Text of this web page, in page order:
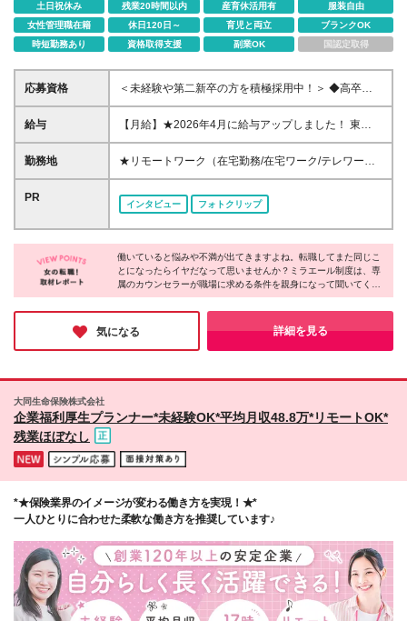
土日祝休み 残業20時間以内 産育休活用有
服装自由
女性管理職在籍
休日120日～ 育児と両立
ブランクOK
時短勤務あり
資格取得支援 副業OK 国認定取得
応募資格
＜未経験や第二新卒の方を積極採用中！＞ ◆高卒以
上 ◆事務経験・社会人経験がない方大歓迎 ◆初めて
の転職・第二新卒の方大歓迎 ◆転職回数不問 ◆20代
問題ありません！ あなたの「やってみたい！」とい
う気持ちを大切にして育てていきます◎
給与
【月給】★2026年4月に給与アップしました！ 東
京 21万0000円～ 神奈川 20万2000円～ 大阪/埼玉 19
万7000円～ 千葉 19万6000円～ 愛知 19万2000円～
～ 栃木 18万2500円～ 滋賀/群馬 18万1500円～ 三
岡山 17万6000円～ 香川 17万5000円～ 北海道 17万
4000円～ 新潟 17万3500円～ 福島 16万9500円～ 山
口/愛媛 16万8500円～ 熊本 16万5500円～ 長崎 16万
同様) 勤務エリア/東京・神奈川・千葉・埼玉・名古
屋・大阪・京都・兵庫 ・札幌・仙台・静岡・福岡 試
勤務地
★リモートワーク（在宅勤務/在宅ワーク/テレワー
ク）もOK 東京都内（渋谷、六本木、丸の内、新宿、
恵比寿、池袋、品川、秋葉原など）、神奈川、千葉、
埼玉、北海道、仙台、福島、新潟、栃木、群馬、つく
ば、長野、富山、静岡、名古屋、金沢、岐阜、三重、
滋賀、京都、大阪、神戸、奈良、広島、岡山、香川、
愛媛、山口、福岡、熊本、長崎、鹿児島の当社取引先
企業での勤務 ◆大手企業で働くチャンス！ ◆転勤な
し/自宅から通える範囲で希望を考慮して決定 ◆キレ
イ＆おしゃれオフィス多数 ◆駅チカで通勤に便利な
エリアも♪ ※配属先によって異なります 【勤務地エリ
アの一例】 東京都……23区内メイン 神奈川県……横
イン・三ノ宮 など 福岡県……博多・天神 など
PR
インタビュー フォトクリップ
働いていると悩みや不満が出てきますよね。転職してまた同じこ
とになったらイヤだなって思いませんか？ミラエール制度は、専
属のカウンセラーが職場に求める条件を親身になって聞いてくれ
るみたい！入社してからじゃないとわからないことに悩まされる
心配もなくなりそうですね。女性が長く働くために必要な要素が
詰まった会社だと感じました！
気になる 詳細を見る
大同生命保険株式会社
企業福利厚生プランナー*未経験OK*平均月収48.8万*リモートOK*
残業ほぼなし
*★保険業界のイメージが変わる働き方を実現！★*
一人ひとりに合わせた柔軟な働き方を推奨しています♪